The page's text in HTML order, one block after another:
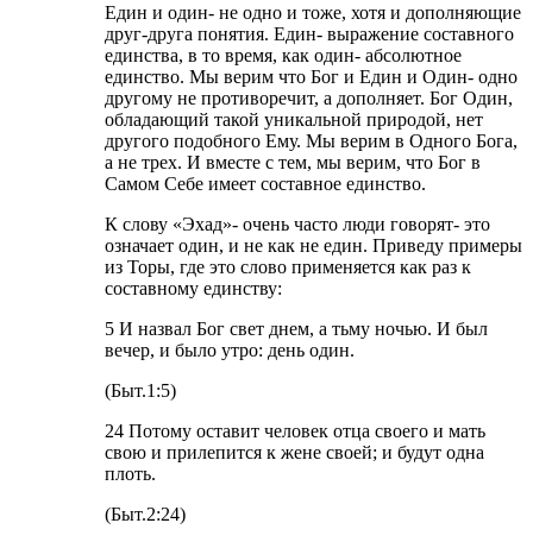
Един и один- не одно и тоже, хотя и дополняющие
друг-друга понятия. Един- выражение составного
единства, в то время, как один- абсолютное
единство. Мы верим что Бог и Един и Один- одно
другому не противоречит, а дополняет. Бог Один,
обладающий такой уникальной природой, нет
другого подобного Ему. Мы верим в Одного Бога,
а не трех. И вместе с тем, мы верим, что Бог в
Самом Себе имеет составное единство.
К слову «Эхад»- очень часто люди говорят- это
означает один, и не как не един. Приведу примеры
из Торы, где это слово применяется как раз к
составному единству:
5 И назвал Бог свет днем, а тьму ночью. И был
вечер, и было утро: день один.
(Быт.1:5)
24 Потому оставит человек отца своего и мать
свою и прилепится к жене своей; и будут одна
плоть.
(Быт.2:24)